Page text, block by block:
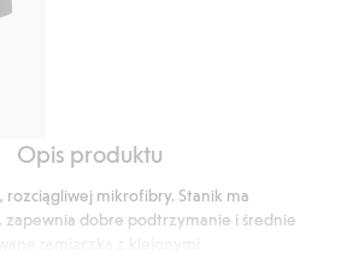
Opis produktu
rozciągliwej mikrofibry. Stanik ma
zapewnia dobre podtrzymanie i średnie
zapewniają niewidoczny